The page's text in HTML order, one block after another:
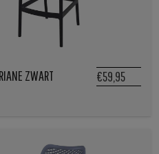
ZWART €59,95